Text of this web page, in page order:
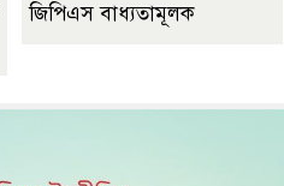
জিপিএস বাধ্যতামূলক